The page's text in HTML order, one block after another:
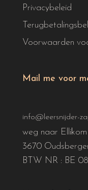
Privacybeleid
Voorwaarden
Mail me voor
info@leersnijder-
weg naar
3670
BTW NR : BE